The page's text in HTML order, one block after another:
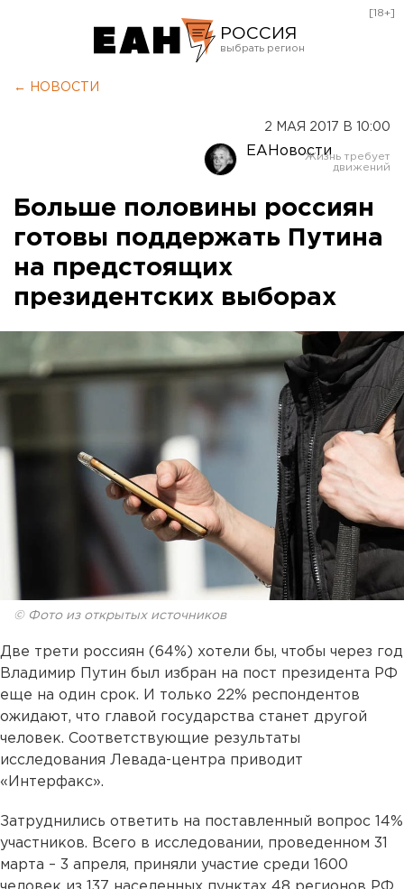
РОССИЯ
Оренбург
[18+]
← НОВОСТИ
2 МАЯ 2017 В 10:00
ЕАНовости
Больше половины россиян
готовы поддержать Путина
на предстоящих
президентских выборах
© Фото из открытых источников
Две трети россиян (64%) хотели бы, чтобы через год
Владимир Путин был избран на пост президента РФ
еще на один срок. И только 22% респондентов
ожидают, что главой государства станет другой
человек. Соответствующие результаты
исследования Левада-центра приводит
«Интерфакс».
Затруднились ответить на поставленный вопрос 14%
участников. Всего в исследовании, проведенном 31
марта – 3 апреля, приняли участие среди 1600